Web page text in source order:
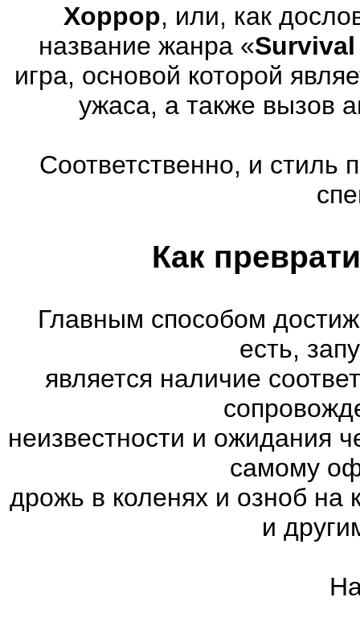
Хоррор, или, как
название жанра «
игра, основой которой
ужаса, а также вызов
Соответственно, и стиль
Как
Главным способом
есть,
является наличие
неизвестности и ожидания
самому
дрожь в коленях и озноб на
и